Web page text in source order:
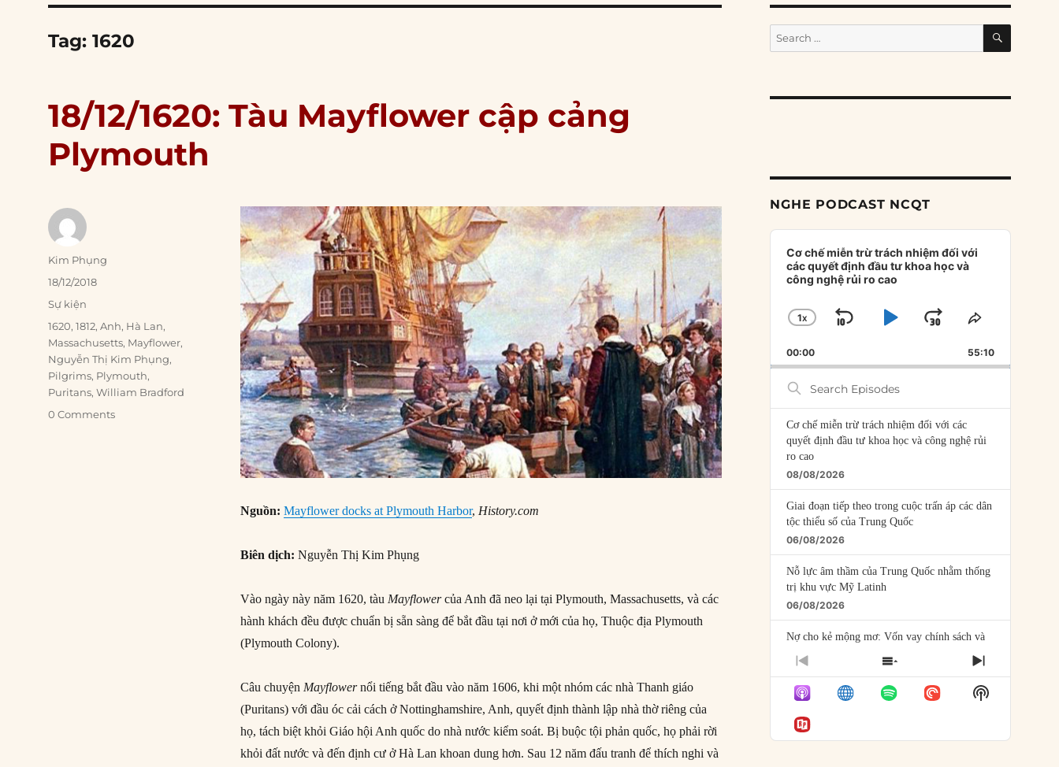
Tag:1620
18/12/1620: Tàu Mayflower cập cảng
Plymouth
Nguồn:Mayflower docks at Plymouth Harbor, History.com
Biên dịch: Nguyễn Thị Kim Phụng
Vào ngày này năm 1620, tàu Mayflowercủa Anh đã neo lại tại Plymouth, Massachusetts, và các
hành khách đều được chuẩn bị sẵn sàng để bắt đầu tại nơi ở mới của họ, Thuộc địa Plymouth
(Plymouth Colony).
Câu chuyện Mayflowernổi tiếng bắt đầu vào năm 1606, khi một nhóm các nhà Thanh giáo
(Puritans) với đầu óc cải cách ở Nottinghamshire, Anh, quyết định thành lập nhà thờ riêng của
họ, tách biệt khỏi Giáo hội Anh quốc do nhà nước kiểm soát. Bị buộc tội phản quốc, họ phải rời
khỏi đất nước và đến định cư ở Hà Lan khoan dung hơn. Sau 12 năm đấu tranh để thích nghi và
Author
Kim Phụng
Posted
18/12/2018
Categories
Sự kiện
Tags
1620,1812,Anh, Hà Lan,
Massachusetts, Mayflower,
Nguyễn Thị Kim Phụng,
Pilgrims, Plymouth,
Puritans,William Bradford
0 Comments
Search
for:
SEARCH
NGHE PODCAST NCQT
Audio
Player
Cơ chế miễn trừ trách nhiệm đối với
các quyết định đầu tư khoa học và
công nghệ rủi ro cao
CHANGE
RATE
1X
SKIP
BACKWARD
PLAYJUMP
FORWARD
SHARE
EPISODE
00:00 55:10
Search
Episodes
Cơ chế miễn trừ trách nhiệm đối với các
quyết định đầu tư khoa học và công nghệ rủi
ro cao
08/08/2026
Giai đoạn tiếp theo trong cuộc trấn áp các dân
tộc thiểu số của Trung Quốc
06/08/2026
Nỗ lực âm thầm của Trung Quốc nhằm thống
trị khu vực Mỹ Latinh
06/08/2026
Nợ cho kẻ mộng mơ: Vốn vay chính sách và
giới hạn của việc cho startup vay vốn
Mỹ Latinh đang trở thành “phòng thí nghiệm”
của phe cánh hữu mới
04/08/2026
PREVIOUS
EPISODE
SHOW
EPISODES
LIST
NEXT
EPISODE
Show
Podcast